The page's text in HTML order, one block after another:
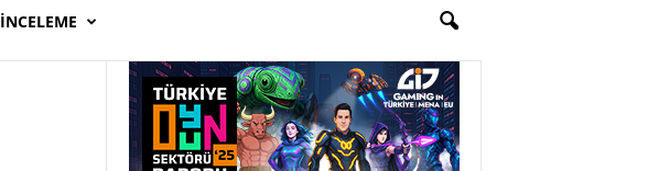
İNCELEME